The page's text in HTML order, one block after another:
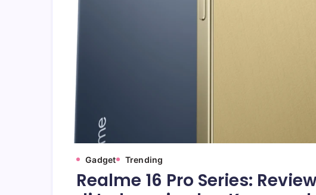
Gadget Trending
Realme 16 Pro Series: